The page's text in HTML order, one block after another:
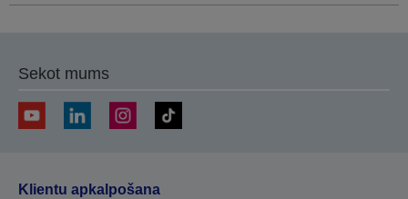
Sekot mums
Klientu apkalpošana